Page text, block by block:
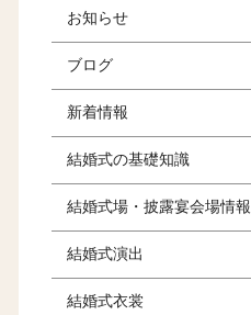
お知らせ
ブログ
新着情報
結婚式の基礎知識
結婚式場・披露宴会場情報
結婚式演出
結婚式衣裳